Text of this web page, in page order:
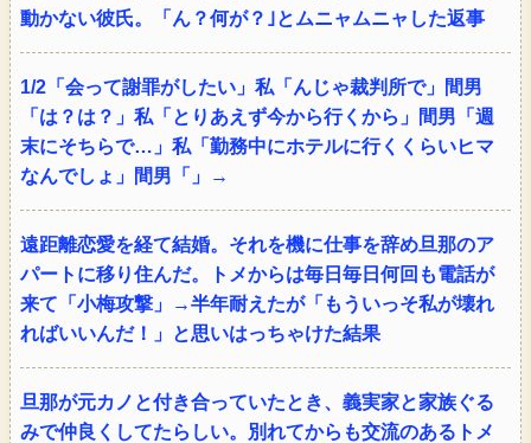
動かない彼氏。「ん？何が？｣とムニャムニャした返事
1/2「会って謝罪がしたい」私「んじゃ裁判所で」間男
「は？は？」私「とりあえず今から行くから」間男「週
末にそちらで…」私「勤務中にホテルに行くくらいヒマ
なんでしょ」間男「」→
遠距離恋愛を経て結婚。それを機に仕事を辞め旦那のア
パートに移り住んだ。トメからは毎日毎日何回も電話が
来て「小梅攻撃」→半年耐えたが「もういっそ私が壊れ
ればいいんだ！」と思いはっちゃけた結果
旦那が元カノと付き合っていたとき、義実家と家族ぐる
みで仲良くしてたらしい。別れてからも交流のあるトメ